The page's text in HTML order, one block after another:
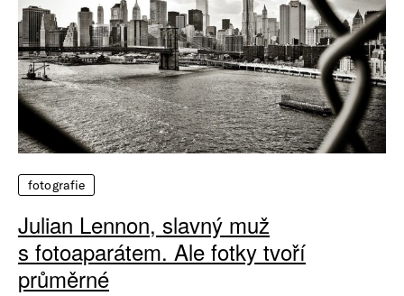
fotografie
Julian Lennon, slavný muž
s fotoaparátem. Ale fotky tvoří
průměrné